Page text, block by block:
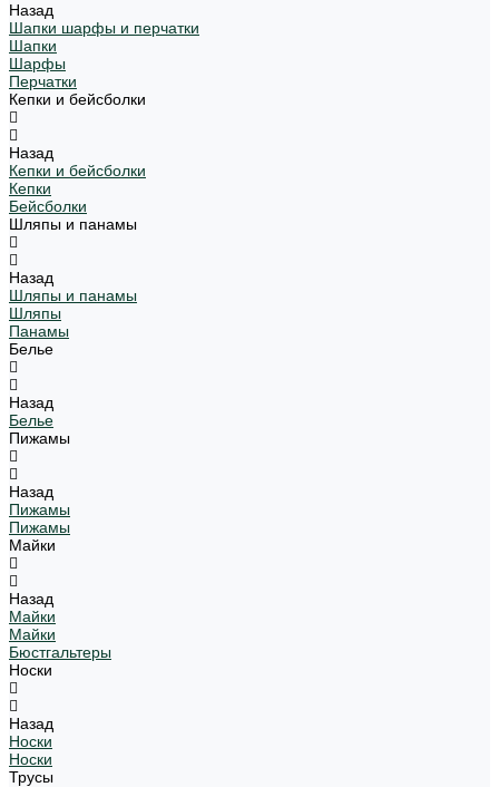
Назад
Шапки шарфы и перчатки
Шапки
Шарфы
Перчатки
Кепки и бейсболки
Назад
Кепки и бейсболки
Кепки
Бейсболки
Шляпы и панамы
Назад
Шляпы и панамы
Шляпы
Панамы
Белье
Назад
Белье
Пижамы
Назад
Пижамы
Пижамы
Майки
Назад
Майки
Майки
Бюстгальтеры
Носки
Назад
Носки
Носки
Трусы